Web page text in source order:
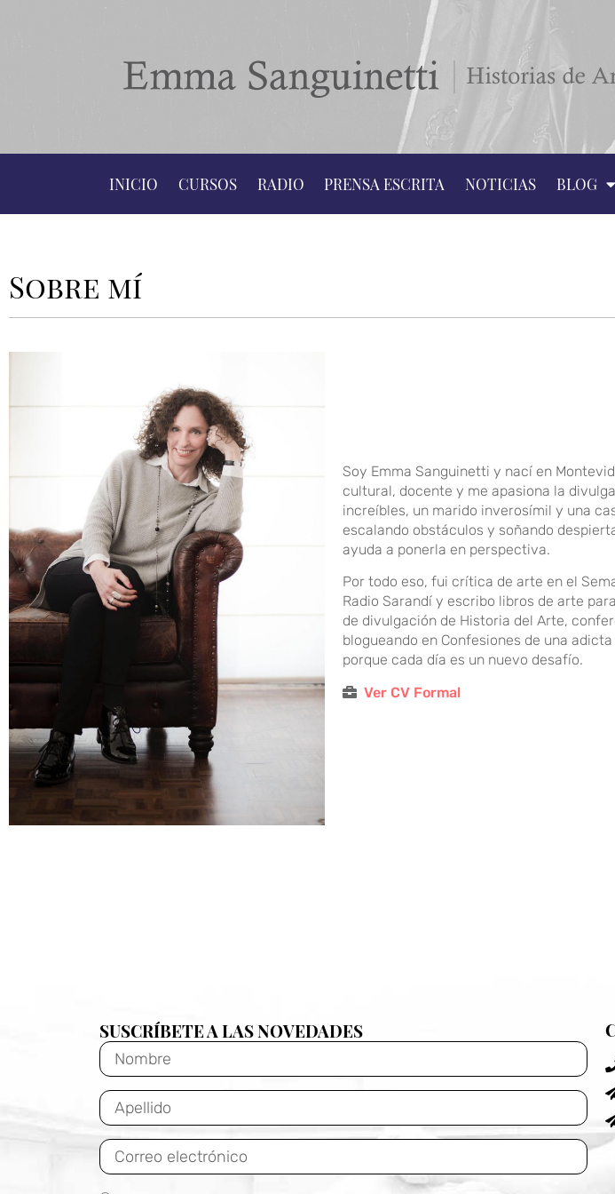
INICIO CURSOS RADIO PRENSA ESCRITA NOTICIAS BLOG
Sobre mí
Soy Emma Sanguinetti y nací en
cultural, docente y me apasiona la
increíbles, un marido inverosímil y una
escalando obstáculos y soñando
ayuda a ponerla en perspectiva.
Por todo eso, fui crítica de arte en el
Radio Sarandí y escribo libros de arte
de divulgación de Historia del Arte,
blogueando en Confesiones de una
porque cada día es un nuevo desafío.
Ver CV Formal
SUSCRÍBETE A LAS NOVEDADES